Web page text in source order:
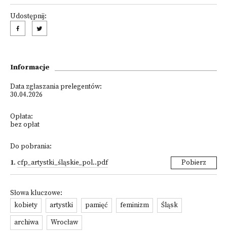
Udostępnij:
Informacje
Data zgłaszania prelegentów:
30.04.2026
Opłata:
bez opłat
Do pobrania:
1. cfp_artystki_śląskie_pol..pdf Pobierz
Słowa kluczowe:
kobiety
artystki pamięć feminizm
Śląsk
archiwa
Wrocław